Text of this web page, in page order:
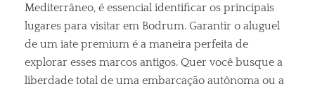
Mediterrâneo, é essencial identificar os principais
lugares para visitar em Bodrum. Garantir o aluguel
de um iate premium é a maneira perfeita de
explorar esses marcos antigos. Quer você busque a
liberdade total de uma embarcação autônoma ou a